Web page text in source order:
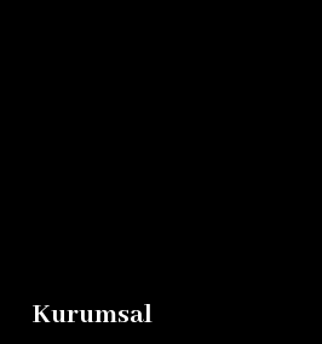
Kurumsal